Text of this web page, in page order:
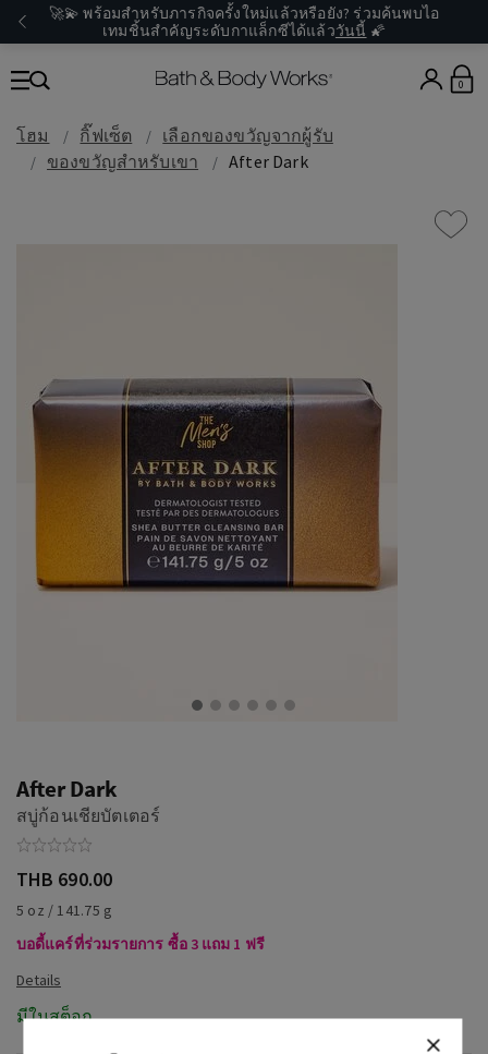
🚀💫 พร้อมสำหรับภารกิจครั้งใหม่แล้วหรือยัง? ร่วมค้นพบไอ
เทมชิ้นสำคัญระดับกาแล็กซีได้แล้ววันนี้ 🌠
0
โฮม กิ๊ฟเซ็ต
เลือกของขวัญจากผู้รับ
ของขวัญสำหรับเขา
After Dark
After Dark
สบู่ก้อนเชียบัตเตอร์
THB 690.00
5 oz / 141.75 g
บอดี้แคร์ที่ร่วมรายการ ซื้อ 3 แถม 1 ฟรี
มีในสต็อก